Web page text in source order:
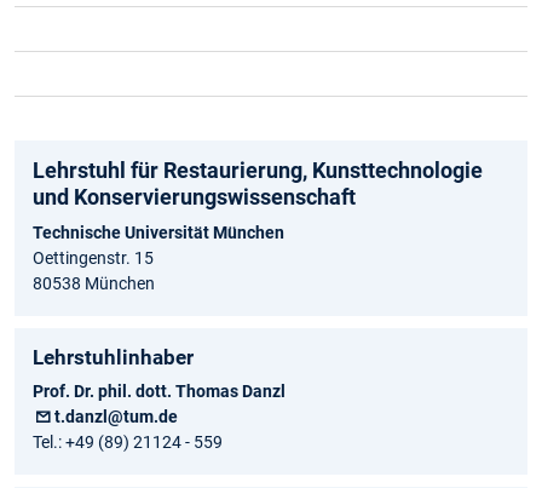
Lehrstuhl für Restaurierung, Kunsttechnologie
und Konservierungs­wissenschaft
Technische Universität München
Oettingenstr. 15
80538 München
Lehrstuhlinhaber
Prof. Dr. phil. dott. Thomas Danzl
t.danzl@tum.de
Tel.: +49 (89) 21124 - 559